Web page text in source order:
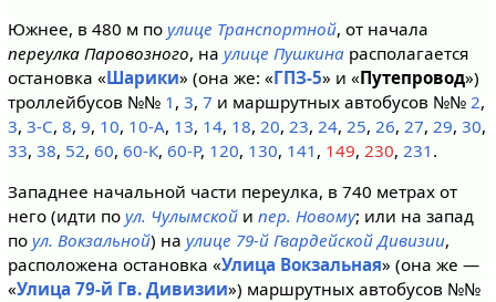
Южнее, в 480 м по улице Транспортной, от начала
переулка Паровозного, на улице Пушкинарасполагается
остановка «Шарики» (она же: «ГПЗ-5» и «Путепровод»)
троллейбусов №№ 1 , 3, 7 и маршрутных автобусов №№ 2,
3, 3-C, 8, 9, 10, 10-А, 13, 14, 18, 20, 23, 24, 25, 26, 27, 29, 30,
33, 38, 52, 60, 60-К, 60-Р, 120, 130, 141 , 149, 230, 231 .
Западнее начальной части переулка, в 740 метрах от
него (идти по ул. Чулымскойи пер. Новому; или на запад
по ул. Вокзальной) на улице 79-й Гвардейской Дивизии,
расположена остановка «Улица Вокзальная» (она же —
«Улица 79-й Гв. Дивизии») маршрутных автобусов №№